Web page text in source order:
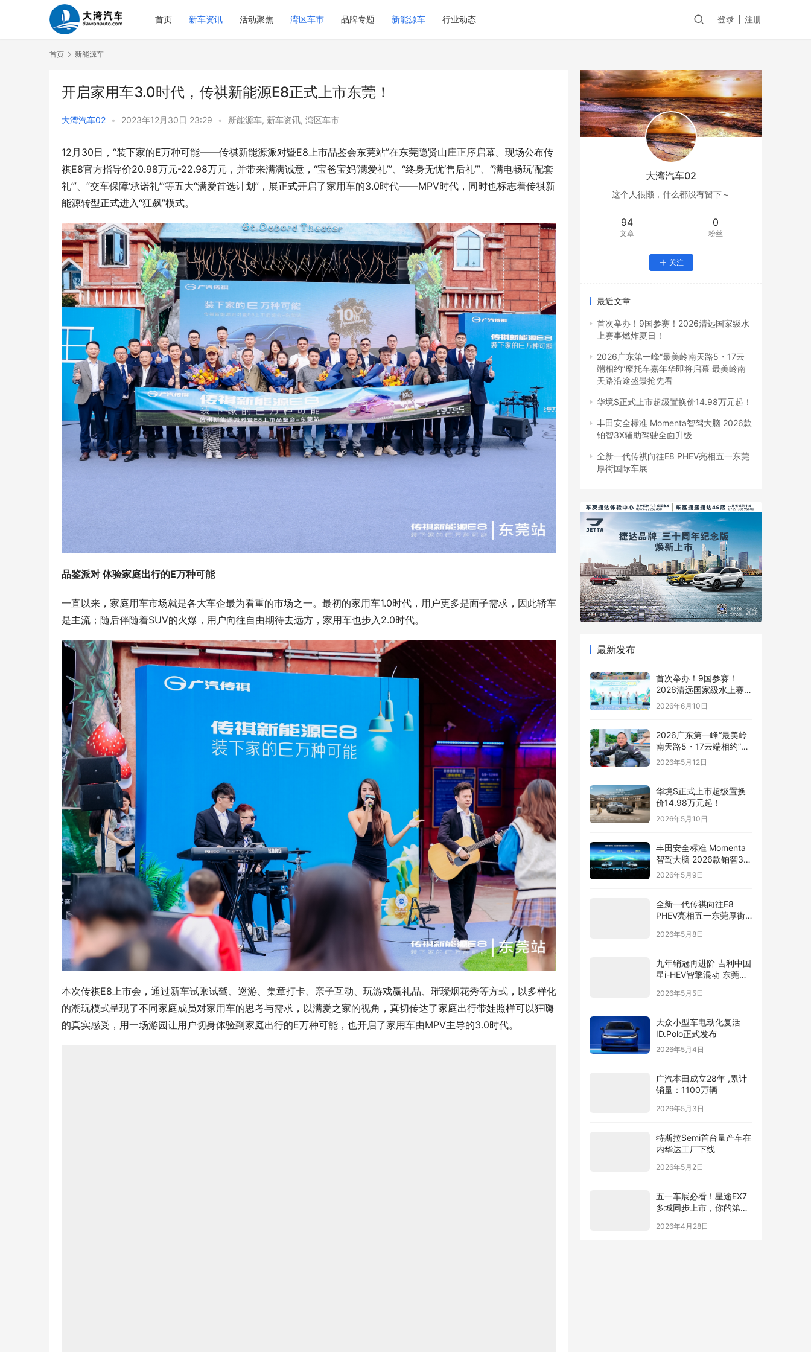
首页 新车资讯 活动聚焦 湾区车市 品牌专题 新能源车 行业动态 登录 注册
首页 新能源车
开启家用车3.0时代，传祺新能源E8正式上市东莞！
大湾汽车02 • 2023年12月30日 23:29 • 新能源车, 新车资讯, 湾区车市
12月30日，“装下家的E万种可能——传祺新能源派对暨E8上市品鉴会东莞站”在东莞隐贤山庄正序启幕。现场公布传
祺E8官方指导价20.98万元-22.98万元，并带来满满诚意，“宝爸宝妈‘满爱礼’”、“终身无忧‘售后礼’”、“满电畅玩‘配套
礼’”、“交车保障‘承诺礼’”等五大“满爱首选计划”，展正式开启了家用车的3.0时代——MPV时代，同时也标志着传祺新
能源转型正式进入“狂飙”模式。
品鉴派对 体验家庭出行的E万种可能
一直以来，家庭用车市场就是各大车企最为看重的市场之一。最初的家用车1.0时代，用户更多是面子需求，因此轿车
是主流；随后伴随着SUV的火爆，用户向往自由期待去远方，家用车也步入2.0时代。
本次传祺E8上市会，通过新车试乘试驾、巡游、集章打卡、亲子互动、玩游戏赢礼品、璀璨烟花秀等方式，以多样化
的潮玩模式呈现了不同家庭成员对家用车的思考与需求，以满爱之家的视角，真切传达了家庭出行带娃照样可以狂嗨
的真实感受，用一场游园让用户切身体验到家庭出行的E万种可能，也开启了家用车由MPV主导的3.0时代。
大湾汽车02
这个人很懒，什么都没有留下～
94
文章
0
粉丝
关注
最近文章
首次举办！9国参赛！2026清远国家级水
上赛事燃炸夏日！
2026广东第一峰“最美岭南天路5・17云
端相约”摩托车嘉年华即将启幕 最美岭南
天路沿途盛景抢先看
华境S正式上市超级置换价14.98万元起！
丰田安全标准 Momenta智驾大脑 2026款
铂智3X辅助驾驶全面升级
全新一代传祺向往E8 PHEV亮相五一东莞
厚街国际车展
最新发布
首次举办！9国参赛！
2026清远国家级水上赛事
燃炸夏日！
2026年6月10日
2026广东第一峰“最美岭
南天路5・17云端相约”摩
托车嘉年华即将启幕 最美
岭南天路沿途盛景抢先看
2026年5月12日
华境S正式上市超级置换
价14.98万元起！
2026年5月10日
丰田安全标准 Momenta
智驾大脑 2026款铂智3X
辅助驾驶全面升级
2026年5月9日
全新一代传祺向往E8
PHEV亮相五一东莞厚街
2026年5月8日
九年销冠再进阶 吉利中国
星i-HEV智擎混动 东莞正
2026年5月5日
大众小型车电动化复活
ID.Polo正式发布
2026年5月4日
广汽本田成立28年 ,累计
销量：1100万辆
2026年5月3日
特斯拉Semi首台量产车在
内华达工厂下线
2026年5月2日
五一车展必看！星途EX7
多城同步上市，你的第一
2026年4月28日